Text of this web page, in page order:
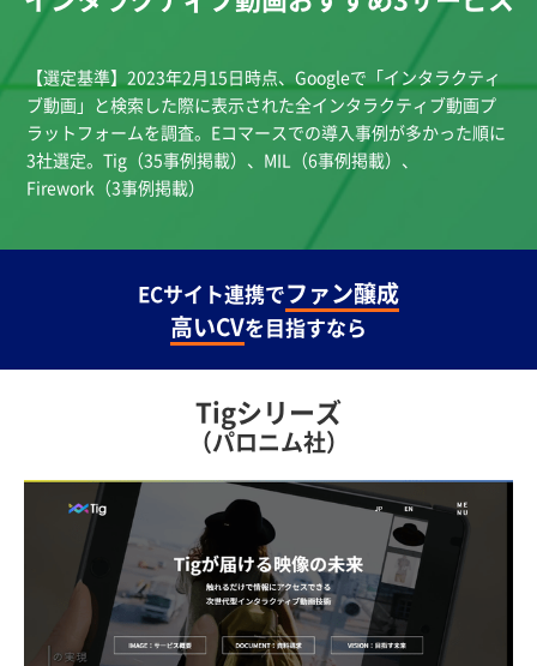
【選定基準】2023年2月15日時点、Googleで「インタラクティ
ブ動画」と検索した際に表示された全インタラクティブ動画プ
ラットフォームを調査。Eコマースでの導入事例が多かった順に
3社選定。Tig（35事例掲載）、MIL（6事例掲載）、
Firework（3事例掲載）
ECサイト連携でファン醸成
高いCVを目指すなら
Tigシリーズ
（パロニム社）